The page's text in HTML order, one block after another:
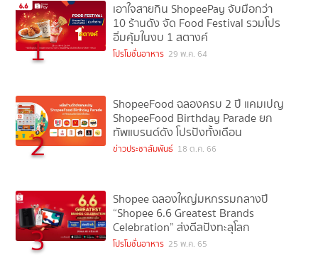
1
เอาใจสายกิน ShopeePay จับมือกว่า
10 ร้านดัง จัด Food Festival รวมโปร
อิ่มคุ้มในงบ 1 สตางค์
โปรโมชั่นอาหาร 29 พ.ค. 64
2
ShopeeFood ฉลองครบ 2 ปี แคมเปญ
ShopeeFood Birthday Parade ยก
ทัพแบรนด์ดัง โปรปังทั้งเดือน
ข่าวประชาสัมพันธ์ 18 ต.ค. 66
3
Shopee ฉลองใหญ่มหกรรมกลางปี
“Shopee 6.6 Greatest Brands
Celebration” ส่งดีลปังทะลุโลก
โปรโมชั่นอาหาร 25 พ.ค. 65